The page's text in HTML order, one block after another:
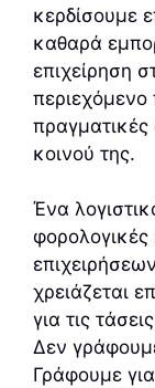
κερδίσουμε
καθαρά
επιχείρηση
περιεχόμενο
πραγματικές
κοινού της.
Ένα
χρειάζεται
για τις
Δεν
Γράφουμε